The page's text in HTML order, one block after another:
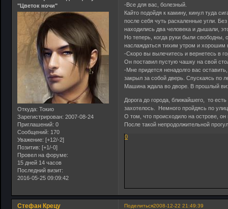
"Цветок ночи"
Откуда: Токио
Зарегистрирован: 2007-08-24
Приглашений: 0
Сообщений: 170
Уважение: [+12/-2]
Позитив: [+1/-0]
Провел на форуме:
15 дней 14 часов
Последний визит:
2016-05-25 09:09:42
-Все для вас, болезный.
Кайто подойдя к камину, кинул туда
после себя чуть раскаленные угли.
находились два человека и дышали,
Но теперь, когда руки были свободны,
наслаждаться тихим утром и хорошим
-Скоро вы вылечитесь и вернетесь в
Он поставил пустую чашку на свой
-Мне придется ненадолго вас
закрыл за собой дверь. Спускаясь по
Машина ждала во дворе. В прошлый
Дорога до города, ближайшего, то
захотелось. Немного пройдясь по
О том, что происходило на острове,
После такой непродолжительной
0
Поделиться2008-12-22 21:49:39
Стефан Крецу